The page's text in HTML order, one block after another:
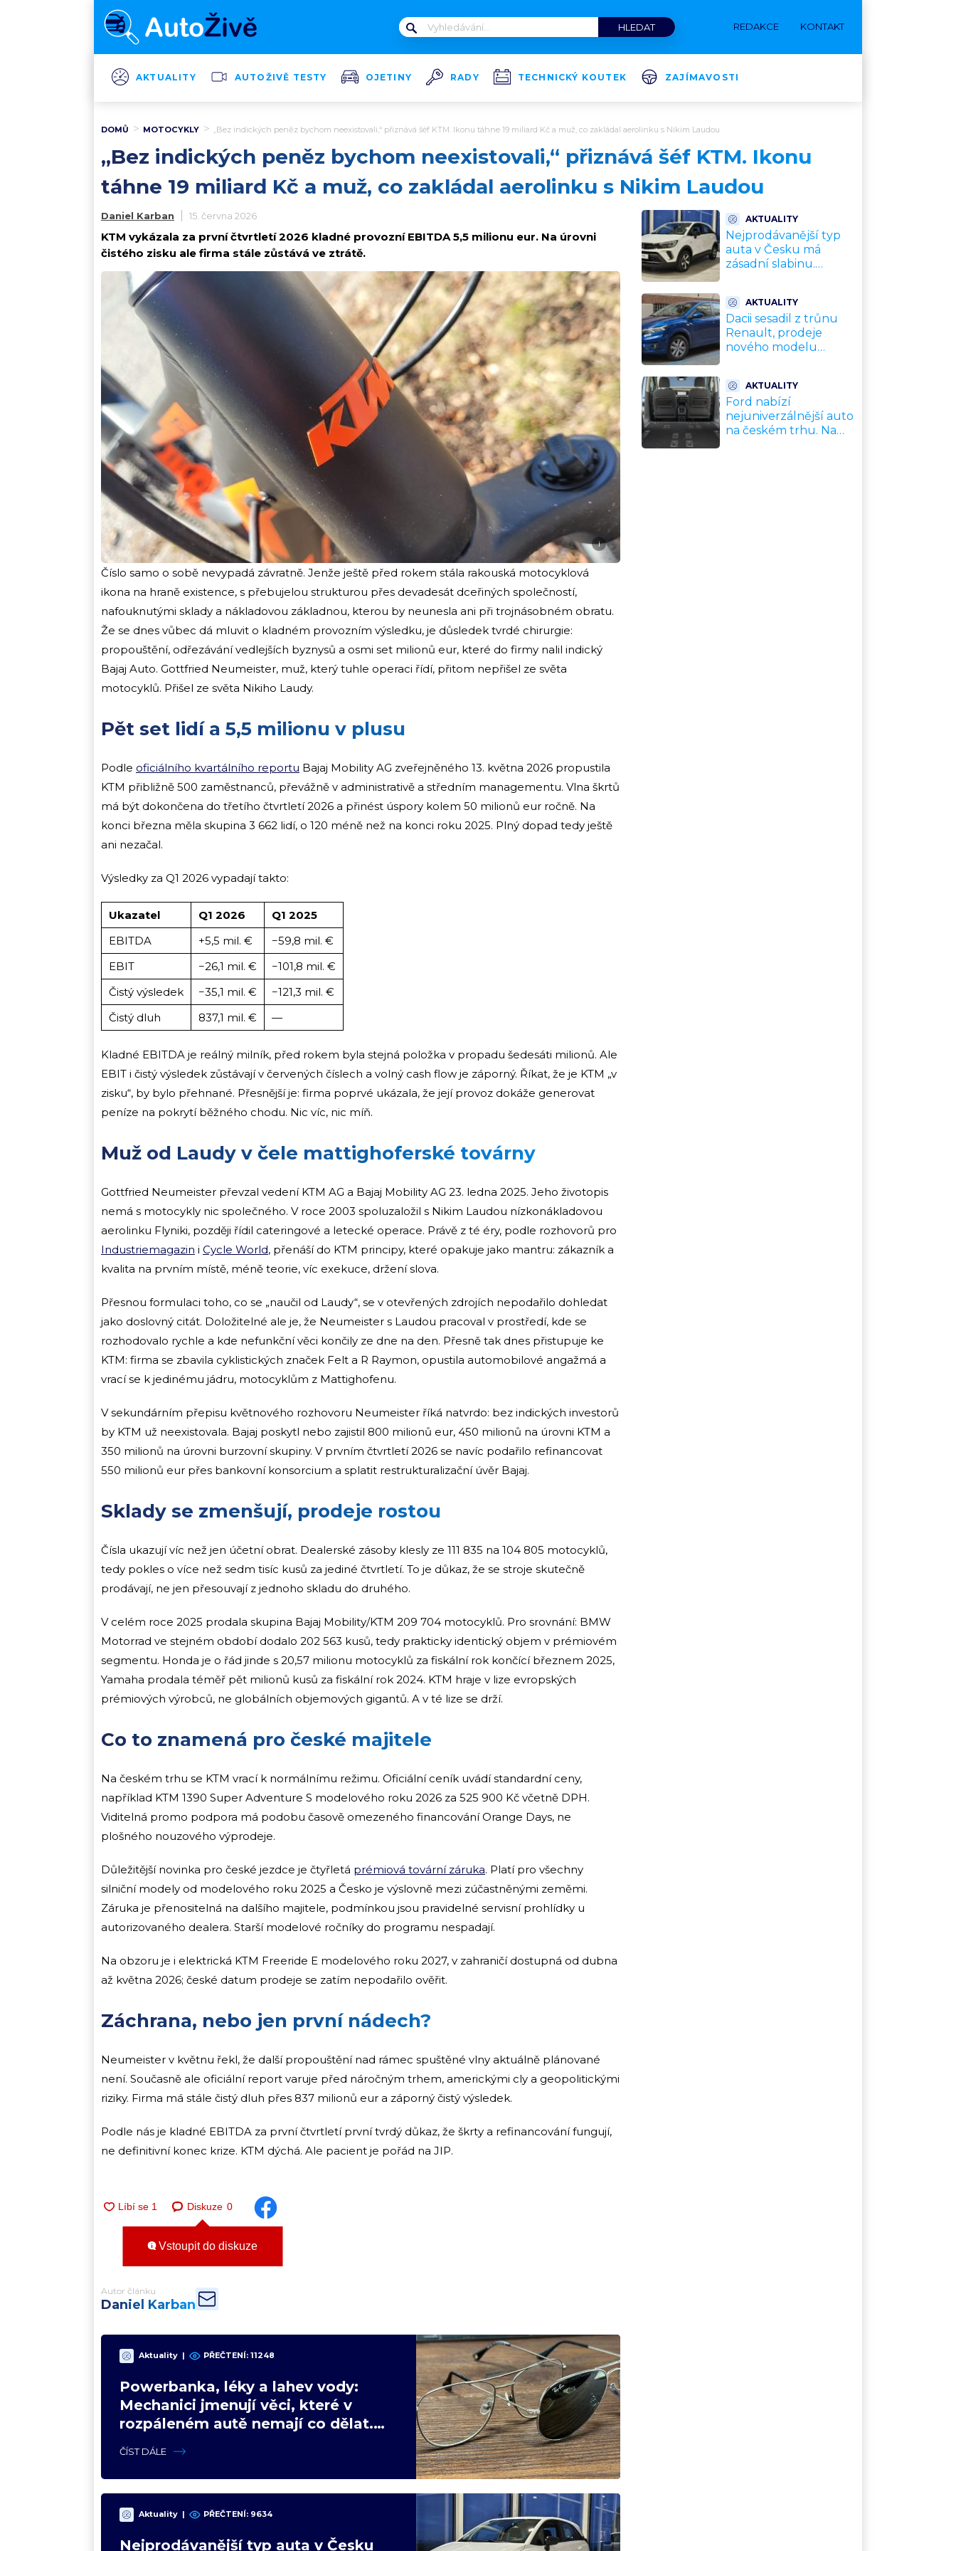
REDAKCE KONTAKT
AKTUALITY AUTOŽIVĚ TESTY OJETINY RADY TECHNICKÝ KOUTEK ZAJÍMAVOSTI
DOMŮ MOTOCYKLY „Bez indických peněz bychom neexistovali,“ přiznává šéf KTM. Ikonu táhne 19 miliard Kč a muž, co zakládal aerolinku s Nikim Laudou
„Bez indických peněz bychom neexistovali,“ přiznává šéf KTM. Ikonu
táhne 19 miliard Kč a muž, co zakládal aerolinku s Nikim Laudou
Daniel Karban 15. června 2026
KTM vykázala za první čtvrtletí 2026 kladné provozní EBITDA 5,5 milionu eur. Na úrovni
čistého zisku ale firma stále zůstává ve ztrátě.
i
Číslo samo o sobě nevypadá závratně. Jenže ještě před rokem stála rakouská motocyklová
ikona na hraně existence, s přebujelou strukturou přes devadesát dceřiných společností,
nafouknutými sklady a nákladovou základnou, kterou by neunesla ani při trojnásobném obratu.
Že se dnes vůbec dá mluvit o kladném provozním výsledku, je důsledek tvrdé chirurgie:
propouštění, odřezávání vedlejších byznysů a osmi set milionů eur, které do firmy nalil indický
Bajaj Auto. Gottfried Neumeister, muž, který tuhle operaci řídí, přitom nepřišel ze světa
motocyklů. Přišel ze světa Nikiho Laudy.
Pět set lidí a 5,5 milionu v plusu
Podle oficiálního kvartálního reportu Bajaj Mobility AG zveřejněného 13. května 2026 propustila
KTM přibližně 500 zaměstnanců, převážně v administrativě a středním managementu. Vlna škrtů
má být dokončena do třetího čtvrtletí 2026 a přinést úspory kolem 50 milionů eur ročně. Na
konci března měla skupina 3 662 lidí, o 120 méně než na konci roku 2025. Plný dopad tedy ještě
ani nezačal.
Výsledky za Q1 2026 vypadají takto:
Ukazatel Q1 2026
Q1 2025
EBITDA
+5,5 mil. €
−59,8 mil. €
EBIT
−26,1 mil. €
−101,8 mil. €
Čistý výsledek
−35,1 mil. €
−121,3 mil. €
Čistý dluh
837,1 mil. € —
Kladné EBITDA je reálný milník, před rokem byla stejná položka v propadu šedesáti milionů. Ale
EBIT i čistý výsledek zůstávají v červených číslech a volný cash flow je záporný. Říkat, že je KTM „v
zisku“, by bylo přehnané. Přesnější je: firma poprvé ukázala, že její provoz dokáže generovat
peníze na pokrytí běžného chodu. Nic víc, nic míň.
Muž od Laudy v čele mattighoferské továrny
Gottfried Neumeister převzal vedení KTM AG a Bajaj Mobility AG 23. ledna 2025. Jeho životopis
nemá s motocykly nic společného. V roce 2003 spoluzaložil s Nikim Laudou nízkonákladovou
aerolinku Flyniki, později řídil cateringové a letecké operace. Právě z té éry, podle rozhovorů pro
Industriemagazin i Cycle World, přenáší do KTM principy, které opakuje jako mantru: zákazník a
kvalita na prvním místě, méně teorie, víc exekuce, držení slova.
Přesnou formulaci toho, co se „naučil od Laudy“, se v otevřených zdrojích nepodařilo dohledat
jako doslovný citát. Doložitelné ale je, že Neumeister s Laudou pracoval v prostředí, kde se
rozhodovalo rychle a kde nefunkční věci končily ze dne na den. Přesně tak dnes přistupuje ke
KTM: firma se zbavila cyklistických značek Felt a R Raymon, opustila automobilové angažmá a
vrací se k jedinému jádru, motocyklům z Mattighofenu.
V sekundárním přepisu květnového rozhovoru Neumeister říká natvrdo: bez indických investorů
by KTM už neexistovala. Bajaj poskytl nebo zajistil 800 milionů eur, 450 milionů na úrovni KTM a
350 milionů na úrovni burzovní skupiny. V prvním čtvrtletí 2026 se navíc podařilo refinancovat
550 milionů eur přes bankovní konsorcium a splatit restrukturalizační úvěr Bajaj.
Sklady se zmenšují, prodeje rostou
Čísla ukazují víc než jen účetní obrat. Dealerské zásoby klesly ze 111 835 na 104 805 motocyklů,
tedy pokles o více než sedm tisíc kusů za jediné čtvrtletí. To je důkaz, že se stroje skutečně
prodávají, ne jen přesouvají z jednoho skladu do druhého.
V celém roce 2025 prodala skupina Bajaj Mobility/KTM 209 704 motocyklů. Pro srovnání: BMW
Motorrad ve stejném období dodalo 202 563 kusů, tedy prakticky identický objem v prémiovém
segmentu. Honda je o řád jinde s 20,57 milionu motocyklů za fiskální rok končící březnem 2025,
Yamaha prodala téměř pět milionů kusů za fiskální rok 2024. KTM hraje v lize evropských
prémiových výrobců, ne globálních objemových gigantů. A v té lize se drží.
Co to znamená pro české majitele
Na českém trhu se KTM vrací k normálnímu režimu. Oficiální ceník uvádí standardní ceny,
například KTM 1390 Super Adventure S modelového roku 2026 za 525 900 Kč včetně DPH.
Viditelná promo podpora má podobu časově omezeného financování Orange Days, ne
plošného nouzového výprodeje.
Důležitější novinka pro české jezdce je čtyřletá prémiová tovární záruka. Platí pro všechny
silniční modely od modelového roku 2025 a Česko je výslovně mezi zúčastněnými zeměmi.
Záruka je přenositelná na dalšího majitele, podmínkou jsou pravidelné servisní prohlídky u
autorizovaného dealera. Starší modelové ročníky do programu nespadají.
Na obzoru je i elektrická KTM Freeride E modelového roku 2027, v zahraničí dostupná od dubna
až května 2026; české datum prodeje se zatím nepodařilo ověřit.
Záchrana, nebo jen první nádech?
Neumeister v květnu řekl, že další propouštění nad rámec spuštěné vlny aktuálně plánované
není. Současně ale oficiální report varuje před náročným trhem, americkými cly a geopolitickými
riziky. Firma má stále čistý dluh přes 837 milionů eur a záporný čistý výsledek.
Podle nás je kladné EBITDA za první čtvrtletí první tvrdý důkaz, že škrty a refinancování fungují,
ne definitivní konec krize. KTM dýchá. Ale pacient je pořád na JIP.
Diskuze 0
Vstoupit do diskuze
Autor článku
Daniel Karban
Aktuality | PŘEČTENÍ: 11248
Powerbanka, léky a lahev vody:
Mechanici jmenují věci, které v
rozpáleném autě nemají co dělat.
Hrozí i požár
ČÍST DÁLE
Aktuality | PŘEČTENÍ: 9634
Nejprodávanější typ auta v Česku
AKTUALITY
Nejprodávanější typ
auta v Česku má
zásadní slabinu.
být nejsilnější
AKTUALITY
Dacii sesadil z trůnu
Renault, prodeje
nového modelu
jedou svojí pohádku
AKTUALITY
Ford nabízí
nejuniverzálnější auto
na českém trhu. Na